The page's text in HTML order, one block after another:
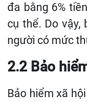
đa bằng 6%
cụ thể. Do vậy,
người có mức
2.2 Bảo
Bảo hiểm xã